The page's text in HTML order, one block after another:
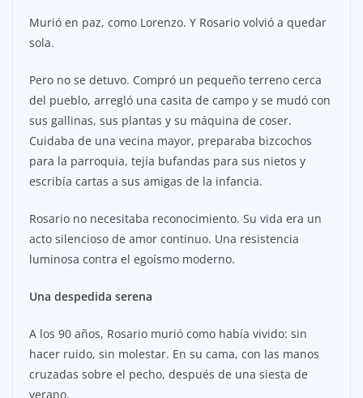
Murió en paz, como Lorenzo. Y Rosario volvió a quedar
sola.
Pero no se detuvo. Compró un pequeño terreno cerca
del pueblo, arregló una casita de campo y se mudó con
sus gallinas, sus plantas y su máquina de coser.
Cuidaba de una vecina mayor, preparaba bizcochos
para la parroquia, tejía bufandas para sus nietos y
escribía cartas a sus amigas de la infancia.
Rosario no necesitaba reconocimiento. Su vida era un
acto silencioso de amor continuo. Una resistencia
luminosa contra el egoísmo moderno.
Una despedida serena
A los 90 años, Rosario murió como había vivido: sin
hacer ruido, sin molestar. En su cama, con las manos
cruzadas sobre el pecho, después de una siesta de
verano.